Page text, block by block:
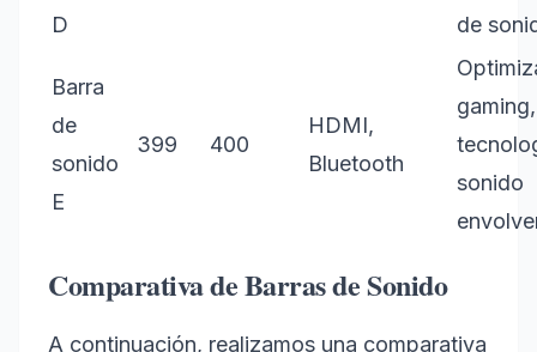
D
de
Barra
de
sonido
E
399 400
HDMI,
Bluetooth
gaming,
sonido
Comparativa de Barras de Sonido
A continuación, realizamos una comparativa